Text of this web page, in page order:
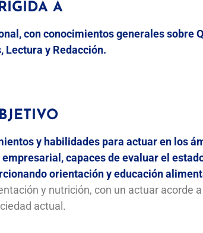
A
con conocimientos generales sobre
Lectura y Redacción.
y habilidades para actuar en los
capaces de evaluar el
orientación y educación
y nutrición, con un actuar acorde
actual.